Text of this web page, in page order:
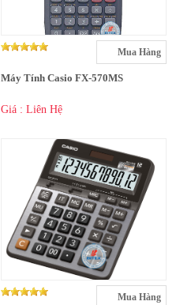
Mua Hàng
Máy Tính Casio FX-570MS
Giá : Liên Hệ
Mua Hàng